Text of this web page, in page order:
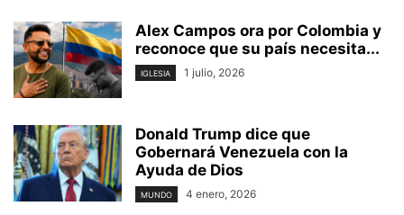
Alex Campos ora por Colombia y
reconoce que su país necesita...
IGLESIA 1 julio, 2026
Donald Trump dice que
Gobernará Venezuela con la
Ayuda de Dios
MUNDO 4 enero, 2026